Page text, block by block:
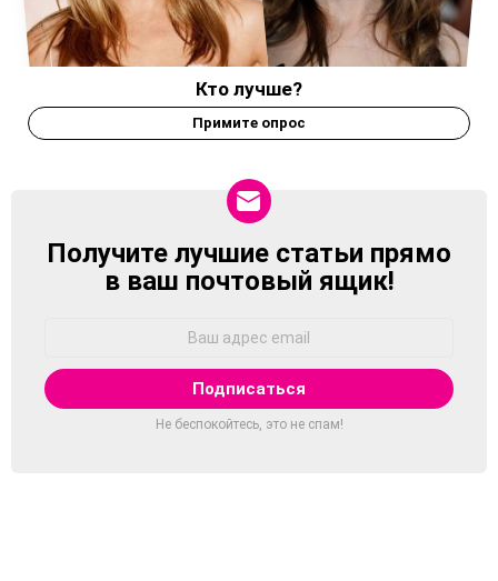
Кто лучше?
Примите опрос
NEWSLETTER
Получите лучшие статьи прямо
в ваш почтовый ящик!
Не беспокойтесь, это не спам!